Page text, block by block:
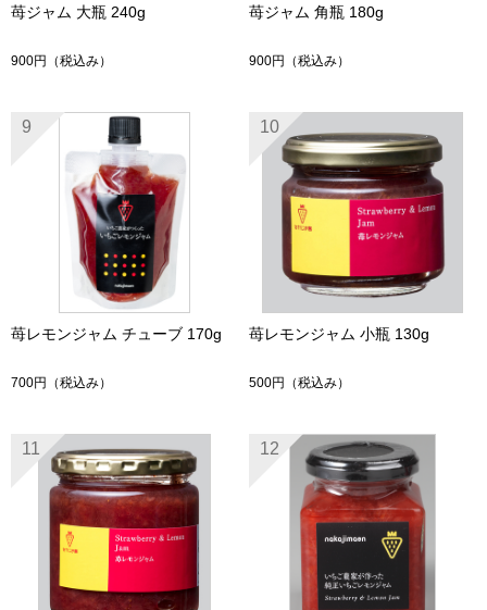
苺ジャム 大瓶 240g
900円 （税込み）
苺ジャム 角瓶 180g
900円 （税込み）
9
苺レモンジャム チューブ 170g
700円 （税込み）
10
苺レモンジャム 小瓶 130g
500円 （税込み）
11 12